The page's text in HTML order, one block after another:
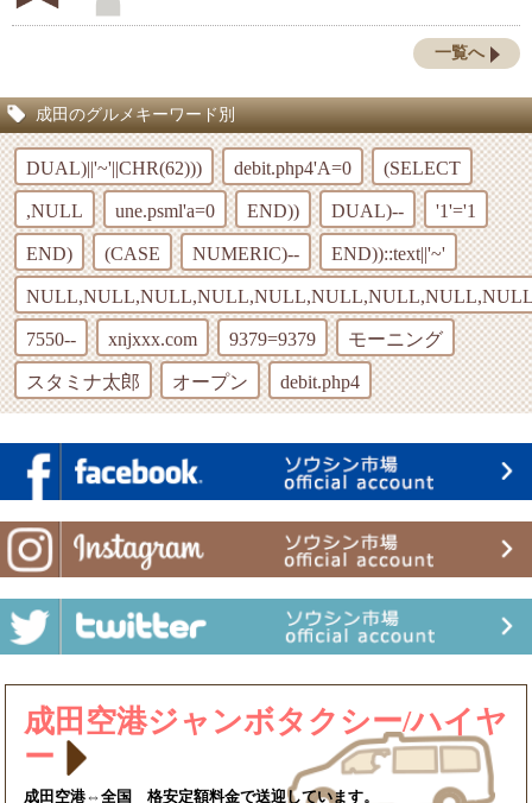
一覧へ
成田のグルメキーワード別
DUAL)||'~'||CHR(62))) debit.php4'A=0 (SELECT
,NULL une.psml'a=0 END)) DUAL)-- '1'='1
END) (CASE NUMERIC)-- END))::text||'~'
7550-- xnjxxx.com 9379=9379 モーニング
スタミナ太郎 オープン debit.php4
成田空港ジャンボタクシー/ハイヤ
ー
成田空港⇔全国 格安定額料金で送迎しています。